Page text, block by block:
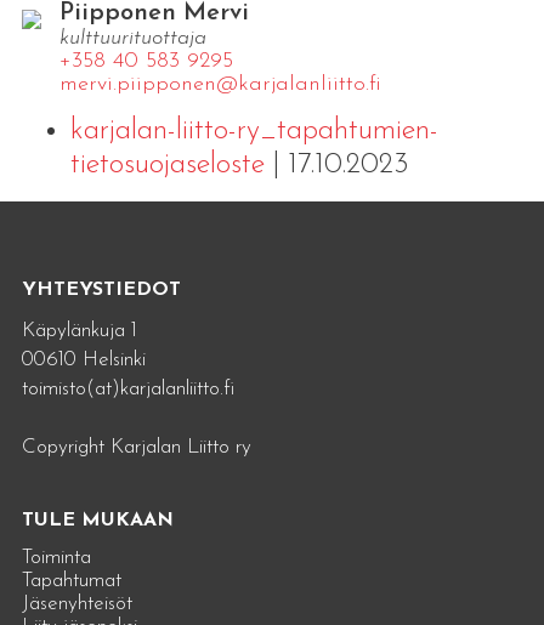
Piipponen Mervi
kulttuurituottaja
+358 40 583 9295
mervi.​piipponen@​kar​jala​nlii​tto.​fi
karjalan-liitto-ry_tapahtumien-
tietosuojaseloste| 17.10.2023
YHTEYSTIEDOT
Käpylänkuja 1
00610 Helsinki
toimisto(at)karjalanliitto.fi
Copyright Karjalan Liitto ry
TULE MUKAAN
Toiminta
Tapahtumat
Jäsenyhteisöt